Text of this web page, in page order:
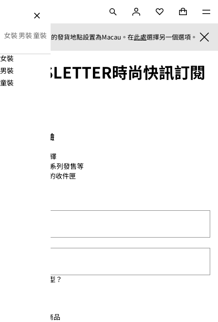
H&M 搜尋
登
錄
收藏 購物袋 (0)
Mini cart選
關
女裝 男裝 童裝
Navigation
女裝
男裝
童裝
我們已將您的發貨地點設置為Macau。在此處選擇另一個選項。
NEWSLETTER時尚快訊訂閱
立即訂閱體驗
靈感至臻演繹
最新單品、系列發售等
免費傳送至您的收件匣
您喜歡哪類造型？
最新兒童商品